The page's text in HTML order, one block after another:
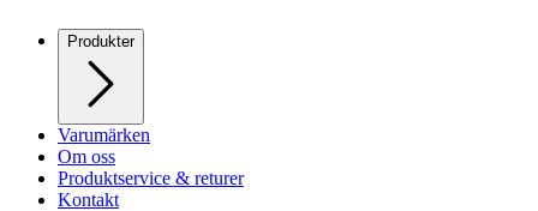
Produkter
Varumärken
Om oss
Produktservice & returer
Kontakt